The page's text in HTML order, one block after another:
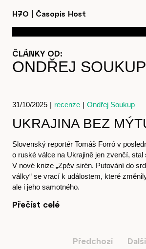
H7O Časopis Host
Články
Časopis
ČLÁNKY OD:
ONDŘEJ SOUKUP
31/10/2025 | recenze | Ondřej Soukup
UKRAJINA BEZ
Slovenský reportér Tomáš Forró v
o ruské válce na Ukrajině jen zvenčí, stal
V nové knize „Zpěv sirén. Putování do
války“ se vrací k událostem, které
ale i jeho samotného.
Přečíst celé
Předchozí Další